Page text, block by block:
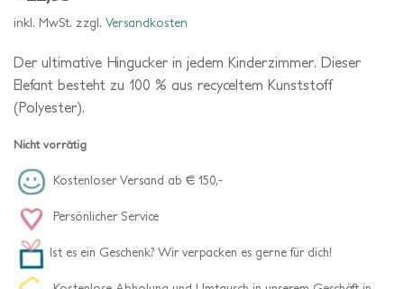
inkl. MwSt. zzgl. Versandkosten
Der ultimative Hingucker in jedem Kinderzimmer. Dieser
Elefant besteht zu 100 % aus recyceltem Kunststoff
(Polyester).
Nicht vorrätig
Kostenloser Versand ab € 150,-
Persönlicher Service
Ist es ein Geschenk? Wir verpacken es gerne für dich!